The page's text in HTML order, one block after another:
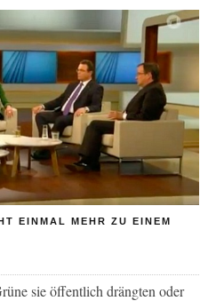
EINMAL MEHR ZU EINEM
sie öffentlich drängten oder